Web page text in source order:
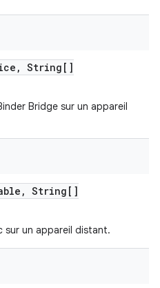
, String[]
Bridge sur un appareil
, String[]
sur un appareil distant.